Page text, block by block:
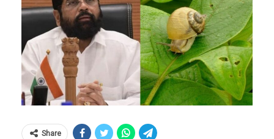
Share